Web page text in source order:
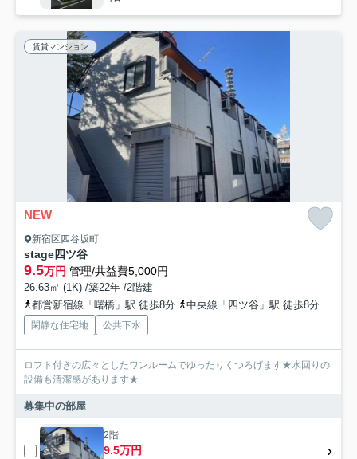
賃貸マンション
NEW
新宿区四谷坂町
stage四ツ谷
9.5万円 管理/共益費5,000円
26.63㎡ (1K) /築22年 /2階建
都営新宿線「曙橋」駅 徒歩8分
中央線「四ツ谷」駅 徒歩8分
閑静な住宅地 公共下水
ロフト付きの広々としたワンルームでゆったりくつろげます★水回りの
設備も清潔感があります★
募集中の部屋
2階
9.5万円